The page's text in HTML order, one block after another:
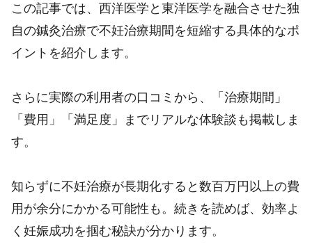
この記事では、西洋医学と東洋医学を融合させた独
自の鍼灸治療で不妊治療期間を短縮する具体的なポ
イントを紹介します。
さらに実際の利用者の口コミから、「治療期間」
「費用」「満足度」までリアルな体験談も掲載しま
す。
知らずに不妊治療が長期化すると数百万円以上の費
用が余分にかかる可能性も。続きを読めば、効率よ
く妊娠成功を掴む秘訣が分かります。